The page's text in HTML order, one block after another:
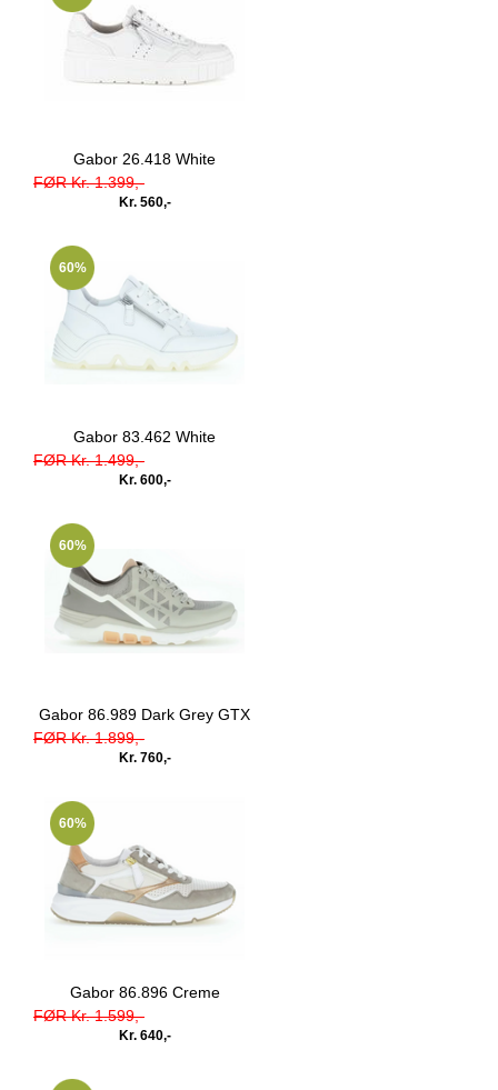
Gabor 26.418 White
FØR Kr. 1.399,-
Kr. 560,-
60%
Gabor 83.462 White
FØR Kr. 1.499,-
Kr. 600,-
60%
Gabor 86.989 Dark Grey GTX
FØR Kr. 1.899,-
Kr. 760,-
60%
Gabor 86.896 Creme
FØR Kr. 1.599,-
Kr. 640,-